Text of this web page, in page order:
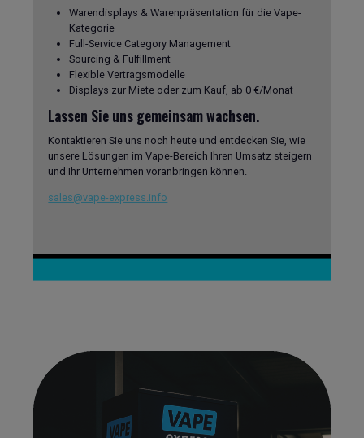
Warendisplays & Warenpräsentation für die Vape-
Kategorie
Full-Service Category Management
Sourcing & Fulfillment
Flexible Vertragsmodelle
Displays zur Miete oder zum Kauf, ab 0 €/Monat
Lassen Sie uns gemeinsam wachsen.
Kontaktieren Sie uns noch heute und entdecken Sie, wie
unsere Lösungen im Vape-Bereich Ihren Umsatz steigern
und Ihr Unternehmen voranbringen können.
sales@vape-express.info